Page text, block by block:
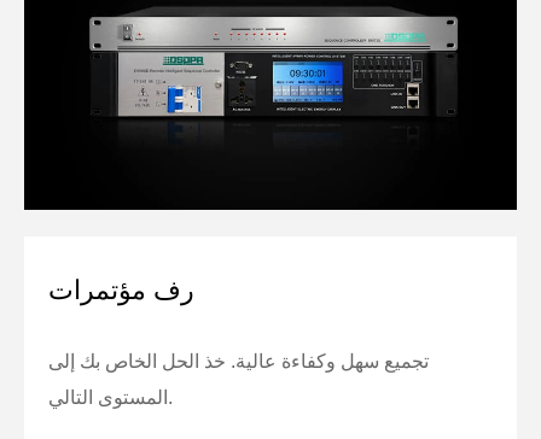
رف مؤتمرات
تجميع سهل وكفاءة عالية. خذ الحل الخاص بك إلى
المستوى التالي.